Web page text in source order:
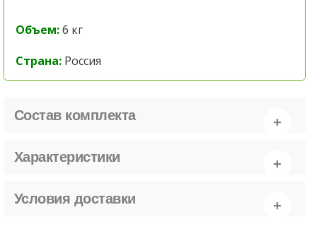
Объем:6 кг
Страна: Россия
Состав комплекта
Характеристики
Условия доставки